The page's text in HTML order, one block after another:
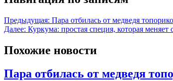
Предыдущая: Пара отбилась от медведя
Далее: Куркума: простая специя, которая
Похожие новости
Пара отбилась от медведя